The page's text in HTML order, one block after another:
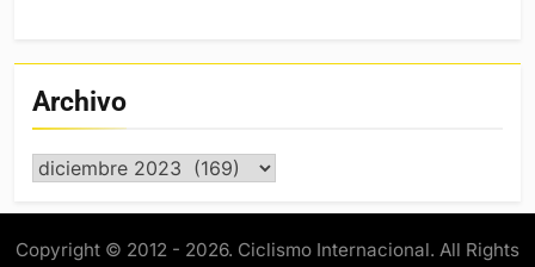
Archivo
Archivo
Copyright © 2012 - 2026. Ciclismo Internacional. All Rights